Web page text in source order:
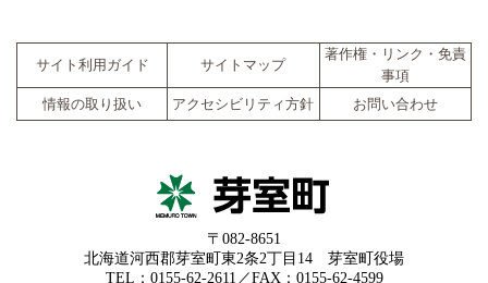
サイト利用ガイド サイトマップ
著作権・リンク・免責
事項
情報の取り扱い
アクセシビリティ方針 お問い合わせ
〒082-8651
北海道河西郡芽室町東2条2丁目14 芽室町役場
TEL：0155-62-2611／FAX：0155-62-4599